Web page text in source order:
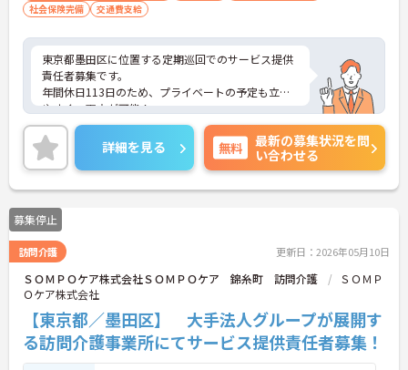
社会保険完備
交通費支給
東京都墨田区に位置する定期巡回でのサービス提供
責任者募集です。
年間休日113日のため、プライベートの予定も立て
やすく、両立が可能！
副業OKのため、別のお仕事とのの両立を検討してい
るにもおすすめできます。
ご興味のある方はご面接のポイントをお伝えいたし
ますので、お気軽にご相談ください。
詳細を見る 無料
最新の募集状況を問
い合わせる
募集停止
訪問介護 更新日：2026年05月10日
ＳＯＭＰＯケア株式会社ＳＯＭＰＯケア 錦糸町 訪問介護
ＳＯＭＰ
Ｏケア株式会社
【東京都／墨田区】 大手法人グループが展開す
る訪問介護事業所にてサービス提供責任者募集！